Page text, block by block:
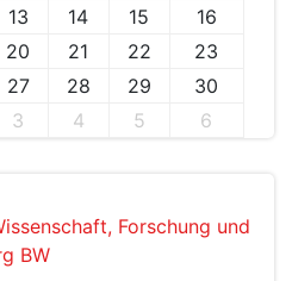
13 14 15
16
20 21 22
23
27 28 29
30
3 4 5 6